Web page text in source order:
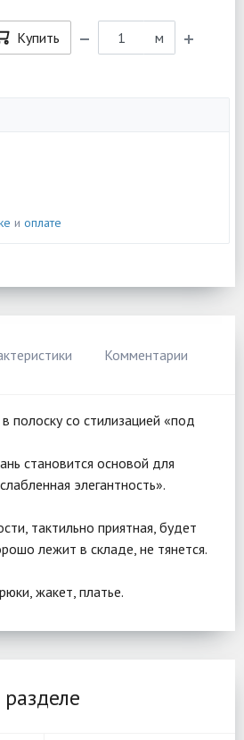
Купить м
и оплате
Комментарии
полоску со стилизацией «под
становится основой для
элегантность».
тактильно приятная, будет
лежит в складе, не тянется.
жакет, платье.